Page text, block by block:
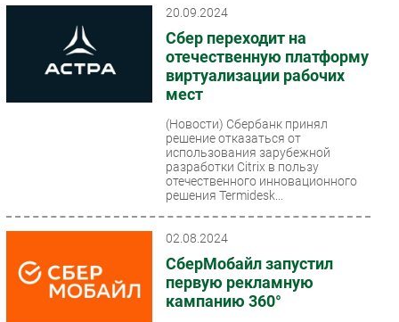
20.09.2024
Сбер переходит на
отечественную платформу
виртуализации рабочих
мест
(Новости) Сбербанк принял
решение отказаться от
использования зарубежной
разработки Citrix в пользу
отечественного инновационного
решения Termidesk...
02.08.2024
СберМобайл запустил
первую рекламную
кампанию 360°